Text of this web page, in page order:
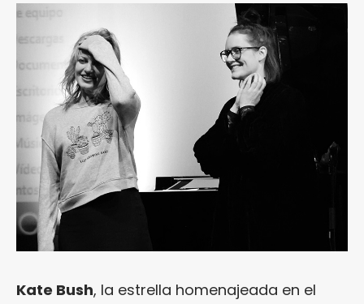
Kate Bush, la estrella homenajeada en el